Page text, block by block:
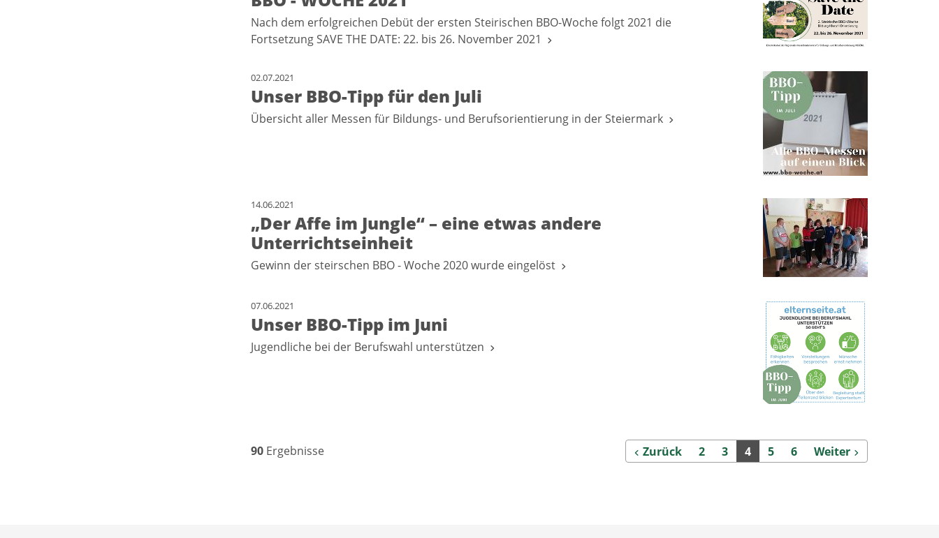
Nach dem erfolgreichen Debüt der ersten Steirischen BBO-Woche folgt 2021 die
Fortsetzung SAVE THE DATE: 22. bis 26. November 2021
02.07.2021
Unser BBO-Tipp für den Juli
Übersicht aller Messen für Bildungs- und Berufsorientierung in der Steiermark
14.06.2021
„Der Affe im Jungle“ – eine etwas andere
Unterrichtseinheit
Gewinn der steirschen BBO - Woche 2020 wurde eingelöst
07.06.2021
Unser BBO-Tipp im Juni
Jugendliche bei der Berufswahl unterstützen
90Ergebnisse Zurück
Zurück 2 3 4 5 6 Weiter
Weiter